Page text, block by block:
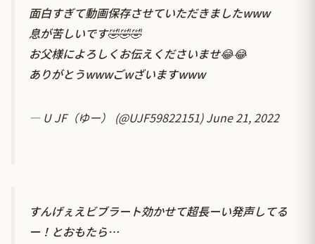
面白すぎて動画保存させていただきましたwww
息が苦しいです🤣🤣🤣
お父様によろしくお伝えくださいませ😂😂
ありがとうwwwごwざいますwww
— U JF（ゆー） (@UJF59822151)June 21, 2022
すんげぇえビブラート効かせて超長ーい発声してる
ー！とおもたら…